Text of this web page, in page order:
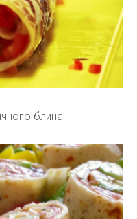
блина